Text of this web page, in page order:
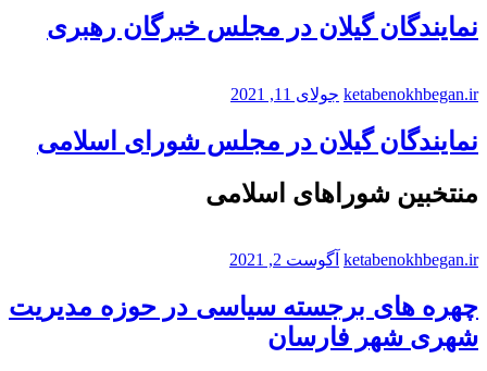
نمایندگان گیلان در مجلس خبرگان رهبری
ketabenokhbegan.ir جولای 11, 2021
نمایندگان گیلان در مجلس شورای اسلامی
منتخبین شوراهای اسلامی
ketabenokhbegan.ir آگوست 2, 2021
چهره های برجسته سیاسی در حوزه مدیریت
شهری شهر فارسان